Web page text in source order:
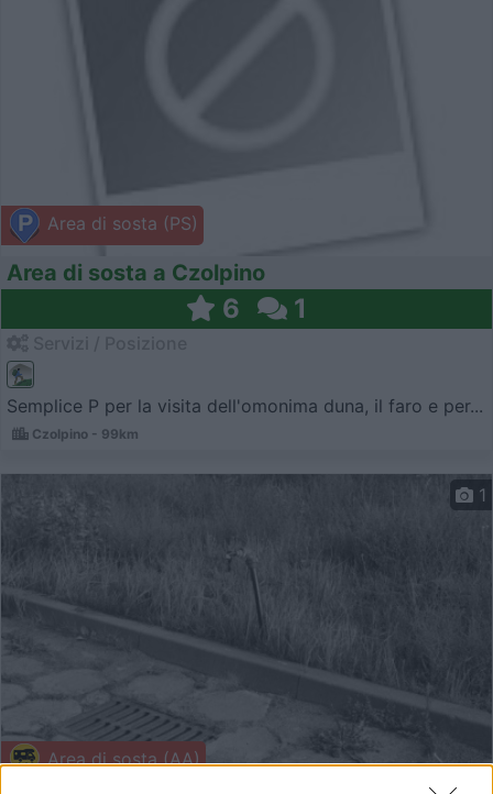
Area di sosta (PS)
Area di sosta a Czolpino
6 1
Semplice P per la visita dell'omonima duna, il faro e per...
Czolpino - 99km
Area di sosta (AA)
1